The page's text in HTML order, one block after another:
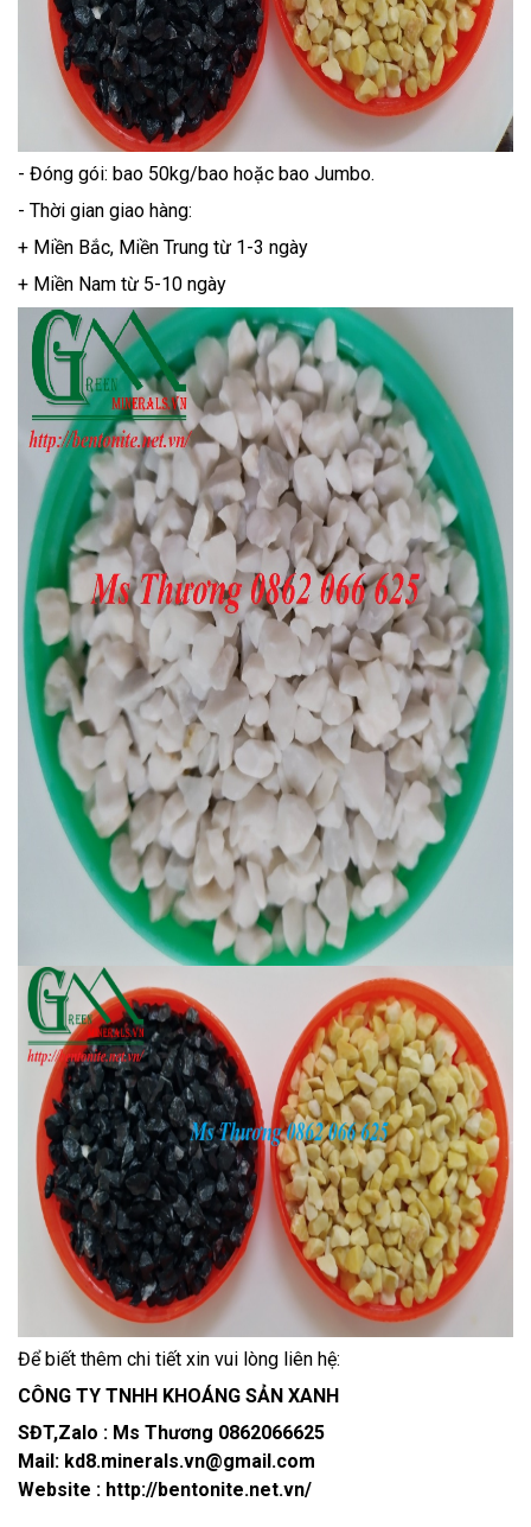
- Đóng gói: bao 50kg/bao hoặc bao Jumbo.
- Thời gian giao hàng:
+ Miền Bắc, Miền Trung từ 1-3 ngày
+ Miền Nam từ 5-10 ngày
Để biết thêm chi tiết xin vui lòng liên hệ:
CÔNG TY TNHH KHOÁNG SẢN XANH
SĐT,Zalo : Ms Thương 0862066625
Mail: kd8.minerals.vn@gmail.com
Website : http://bentonite.net.vn/